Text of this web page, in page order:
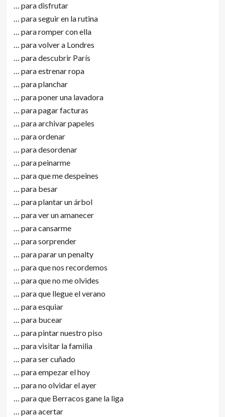
… para disfrutar
… para seguir en la rutina
… para romper con ella
… para volver a Londres
… para descubrir París
… para estrenar ropa
… para planchar
… para poner una lavadora
… para pagar facturas
… para archivar papeles
… para ordenar
… para desordenar
… para peinarme
… para que me despeines
… para besar
… para plantar un árbol
… para ver un amanecer
… para cansarme
… para sorprender
… para parar un penalty
… para que nos recordemos
… para que no me olvides
… para que llegue el verano
… para esquiar
… para bucear
… para pintar nuestro piso
… para visitar la familia
… para ser cuñado
… para empezar el hoy
… para no olvidar el ayer
… para que Berracos gane la liga
… para acertar